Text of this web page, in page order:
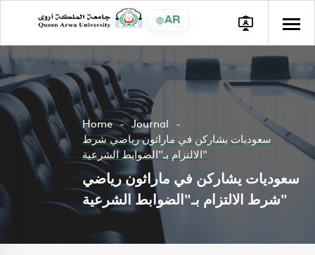
AR
Home
Journal
سعوديات يشاركن في ماراثون رياضي شرط
الالتزام بـ"الضوابط الشرعية"
سعوديات يشاركن في ماراثون رياضي
شرط الالتزام بـ"الضوابط الشرعية"